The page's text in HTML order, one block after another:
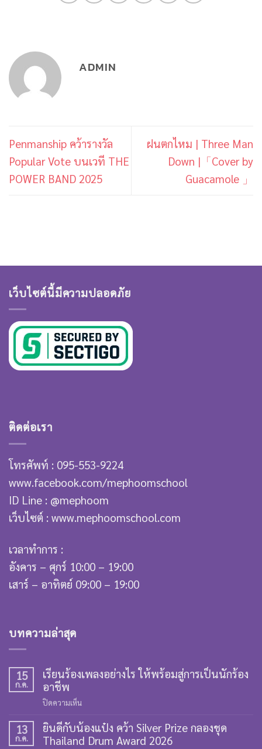
ADMIN
Penmanship คว้ารางวัล
Popular Vote บนเวที THE
POWER BAND 2025
ฝนตกไหม | Three Man
Down |「Cover by
Guacamole 」
เว็บไซต์นี้มีความปลอดภัย
ติดต่อเรา
โทรศัพท์ : 095-553-9224
www.facebook.com/mephoomschool
ID Line : @mephoom
เว็บไซต์ : www.mephoomschool.com
เวลาทำการ :
อังคาร – ศุกร์ 10:00 – 19:00
เสาร์ – อาทิตย์ 09:00 – 19:00
บทความล่าสุด
15
ก.ค.
เรียนร้องเพลงอย่างไร ให้พร้อมสู่การเป็นนักร้อง
อาชีพ
ปิดความเห็น
ร้อง
เพลง
13
ก.ค.
ยินดีกับน้องแป๋ง คว้า Silver Prize กลองชุด
Thailand Drum Award 2026